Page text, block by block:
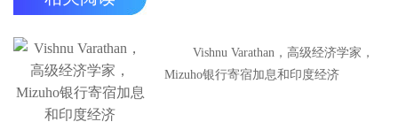
Vishnu Varathan，高级经济学家，
Mizuho银行寄宿加息和印度经济